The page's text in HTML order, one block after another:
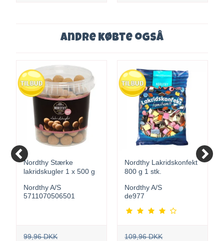
Andre købte også
Nordthy Stærke
lakridskugler 1 x 500 g
Nordthy A/S
5711070506501
99,96 DKK
Nordthy Lakridskonfekt
800 g 1 stk.
Nordthy A/S
de977
109,96 DKK